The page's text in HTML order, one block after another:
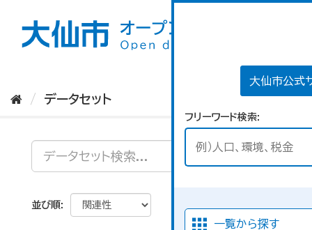
大仙市公式
フリーワード検索
一覧から探す
データセット
並び順